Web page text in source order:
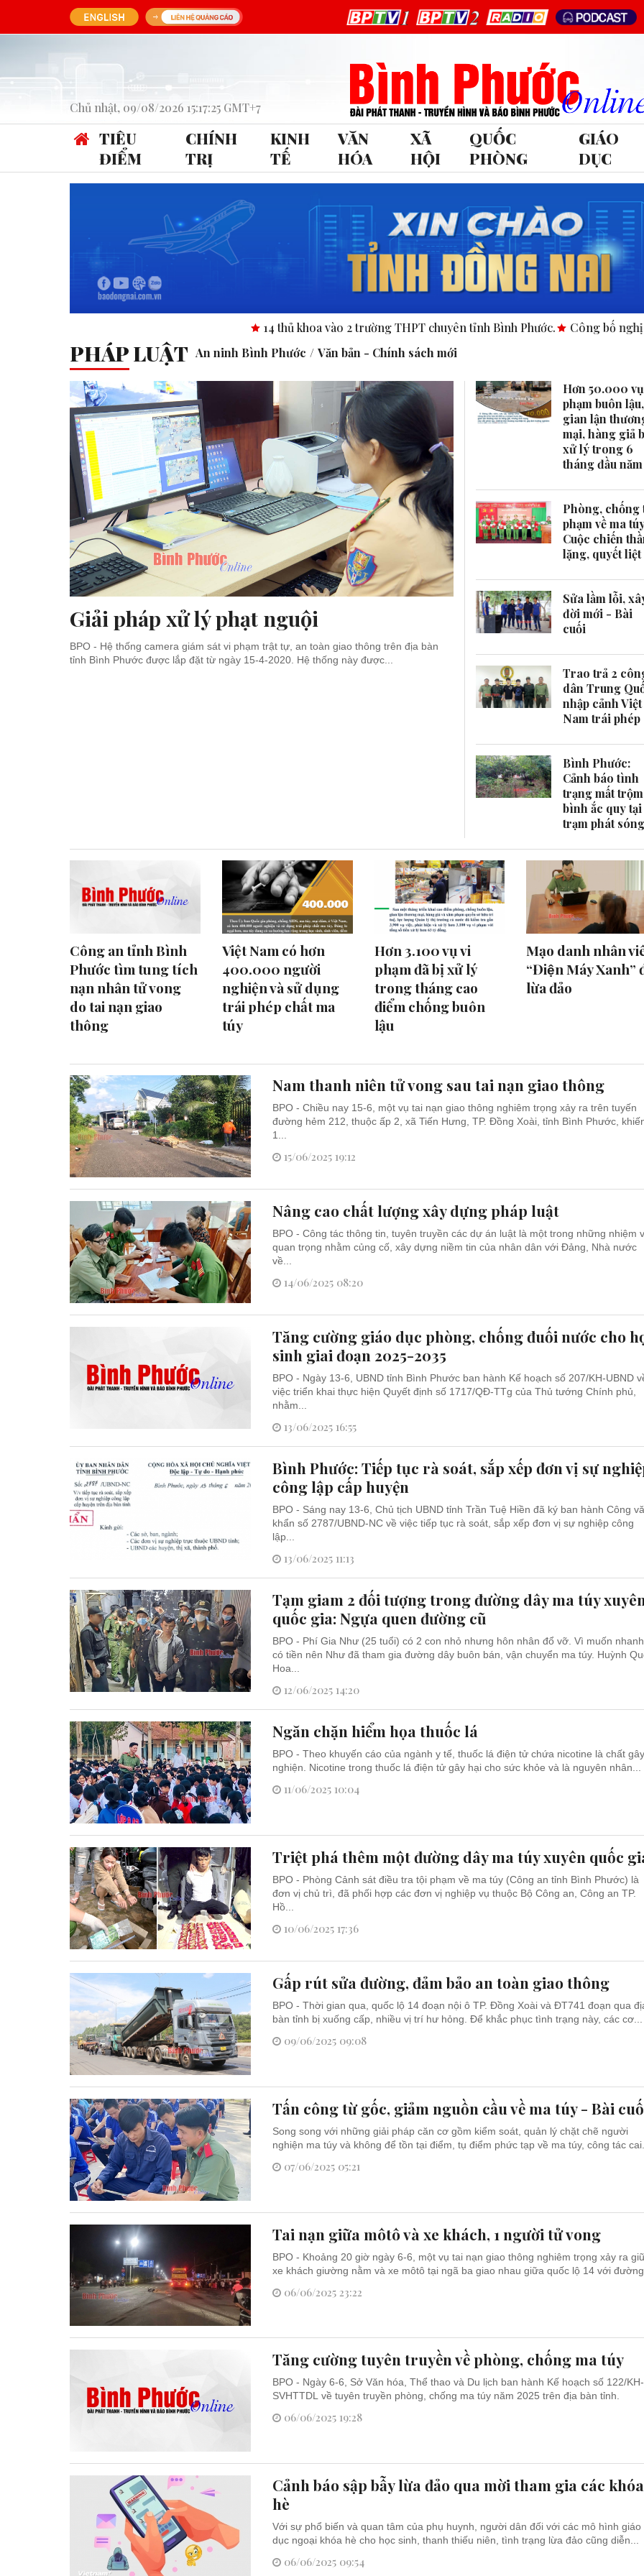
Chủ nhật, 09/08/2026 15:17:25 GMT+7
TIÊU
ĐIỂM
CHÍNH
TRỊ
KINH
TẾ
VĂN
HÓA
XÃ
HỘI
QUỐC
PHÒNG
GIÁO
DỤC
14 thủ khoa vào 2 trường THPT chuyên tỉnh Bình Phước. Công bố nghị quyết, quyết định
PHÁP LUẬT An ninh Bình Phước Văn bản - Chính sách mới
Giải pháp xử lý phạt nguội
BPO - Hệ thống camera giám sát vi phạm trật tự, an toàn giao thông trên địa bàn
tỉnh Bình Phước được lắp đặt từ ngày 15-4-2020. Hệ thống này được...
Hơn 50.000
phạm buôn lậu,
gian lận
mại, hàng giả
xử lý trong 6
tháng đầu năm
Phòng, chống
phạm về ma
Cuộc chiến
lặng, quyết liệt
Sửa lầm lỗi,
đời mới - Bài
cuối
Trao trả 2
dân Trung
nhập cảnh Việt
Nam trái phép
Bình Phước:
Cảnh báo tình
trạng mất trộm
bình ắc quy tại
trạm phát sóng
Công an tỉnh Bình
Phước tìm tung tích
nạn nhân tử vong
do tai nạn giao
thông
Việt Nam có hơn
400.000 người
nghiện và sử dụng
trái phép chất ma
túy
Hơn 3.100 vụ vi
phạm đã bị xử lý
trong tháng cao
điểm chống buôn
lậu
Mạo danh nhân
“Điện Máy Xanh”
lừa đảo
Nam thanh niên tử vong sau tai nạn giao thông
BPO - Chiều nay 15-6, một vụ tai nạn giao thông nghiêm trọng xảy ra trên tuyến
đường hẻm 212, thuộc ấp 2, xã Tiến Hưng, TP. Đồng Xoài, tỉnh Bình Phước,
1...
15/06/2025 19:12
Nâng cao chất lượng xây dựng pháp luật
BPO - Công tác thông tin, tuyên truyền các dự án luật là một trong những nhiệm
quan trọng nhằm củng cố, xây dựng niềm tin của nhân dân với Đảng, Nhà nước
về...
14/06/2025 08:20
Tăng cường giáo dục phòng, chống đuối nước cho
sinh giai đoạn 2025-2035
BPO - Ngày 13-6, UBND tỉnh Bình Phước ban hành Kế hoạch số 207/KH-UBND
việc triển khai thực hiện Quyết định số 1717/QĐ-TTg của Thủ tướng Chính phủ,
nhằm...
13/06/2025 16:55
Bình Phước: Tiếp tục rà soát, sắp xếp đơn vị sự
công lập cấp huyện
BPO - Sáng nay 13-6, Chủ tịch UBND tỉnh Trần Tuệ Hiền đã ký ban hành Công
khẩn số 2787/UBND-NC về việc tiếp tục rà soát, sắp xếp đơn vị sự nghiệp công
lập...
13/06/2025 11:13
Tạm giam 2 đối tượng trong đường dây ma túy
quốc gia: Ngựa quen đường cũ
BPO - Phí Gia Như (25 tuổi) có 2 con nhỏ nhưng hôn nhân đổ vỡ. Vì muốn nhanh
có tiền nên Như đã tham gia đường dây buôn bán, vận chuyển ma túy. Huỳnh
Hoa...
12/06/2025 14:20
Ngăn chặn hiểm họa thuốc lá
BPO - Theo khuyến cáo của ngành y tế, thuốc lá điện tử chứa nicotine là chất gây
nghiện. Nicotine trong thuốc lá điện tử gây hại cho sức khỏe và là nguyên nhân...
11/06/2025 10:04
Triệt phá thêm một đường dây ma túy xuyên quốc
BPO - Phòng Cảnh sát điều tra tội phạm về ma túy (Công an tỉnh Bình Phước) là
đơn vị chủ trì, đã phối hợp các đơn vị nghiệp vụ thuộc Bộ Công an, Công an TP.
Hồ...
10/06/2025 17:36
Gấp rút sửa đường, đảm bảo an toàn giao thông
BPO - Thời gian qua, quốc lộ 14 đoạn nội ô TP. Đồng Xoài và ĐT741 đoạn qua
bàn tỉnh bị xuống cấp, nhiều vị trí hư hỏng. Để khắc phục tình trạng này, các cơ...
09/06/2025 09:08
Tấn công từ gốc, giảm nguồn cầu về ma túy - Bài
Song song với những giải pháp căn cơ gồm kiểm soát, quản lý chặt chẽ người
nghiện ma túy và không để tồn tại điểm, tụ điểm phức tạp về ma túy, công tác
07/06/2025 05:21
Tai nạn giữa môtô và xe khách, 1 người tử vong
BPO - Khoảng 20 giờ ngày 6-6, một vụ tai nạn giao thông nghiêm trọng xảy ra
xe khách giường nằm và xe môtô tại ngã ba giao nhau giữa quốc lộ 14 với
06/06/2025 23:22
Tăng cường tuyên truyền về phòng, chống ma túy
BPO - Ngày 6-6, Sở Văn hóa, Thể thao và Du lịch ban hành Kế hoạch số 122/KH-
SVHTTDL về tuyên truyền phòng, chống ma túy năm 2025 trên địa bàn tỉnh.
06/06/2025 19:28
Cảnh báo sập bẫy lừa đảo qua mời tham gia các khóa
hè
Với sự phổ biến và quan tâm của phụ huynh, người dân đối với các mô hình giáo
dục ngoại khóa hè cho học sinh, thanh thiếu niên, tình trạng lừa đảo cũng diễn...
06/06/2025 09:54